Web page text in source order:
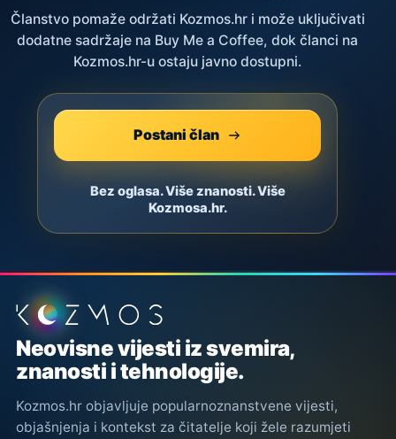
Članstvo pomaže održati Kozmos.hr i može uključivati
dodatne sadržaje na Buy Me a Coffee, dok članci na
Kozmos.hr-u ostaju javno dostupni.
Postani član
Bez oglasa. Više znanosti. Više
Kozmosa.hr.
Podnožje stranice
Neovisne vijesti iz svemira,
znanosti i tehnologije.
Kozmos.hr objavljuje popularnoznanstvene vijesti,
objašnjenja i kontekst za čitatelje koji žele razumjeti